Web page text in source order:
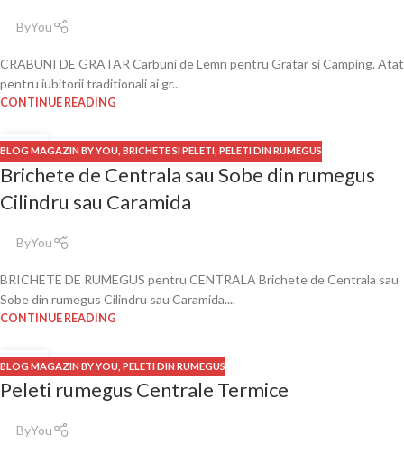
ByYou
CRABUNI DE GRATAR Carbuni de Lemn pentru Gratar si Camping. Atat
pentru iubitorii traditionali ai gr...
CONTINUE READING
24
NOV.
BLOG MAGAZIN BY YOU BRICHETE SI PELETI PELETI DIN RUMEGUS
Brichete de Centrala sau Sobe din rumegus
Cilindru sau Caramida
ByYou
BRICHETE DE RUMEGUS pentru CENTRALA Brichete de Centrala sau
Sobe din rumegus Cilindru sau Caramida....
CONTINUE READING
24
NOV.
BLOG MAGAZIN BY YOU PELETI DIN RUMEGUS
Peleti rumegus Centrale Termice
ByYou